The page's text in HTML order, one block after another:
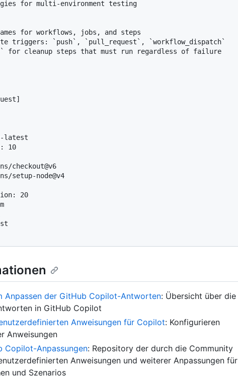
for multi-environment testing
for workflows, jobs, and steps
triggers: `push`, `pull_request`, `workflow_dispatch`
for cleanup steps that must run regardless of failure
Anpassen der GitHub Copilot-Antworten: Übersicht über die
in GitHub Copilot
Anweisungen für Copilot: Konfigurieren
Anweisungen
Copilot-Anpassungen: Repository der durch die Community
Anweisungen und weiterer Anpassungen für
und Szenarios